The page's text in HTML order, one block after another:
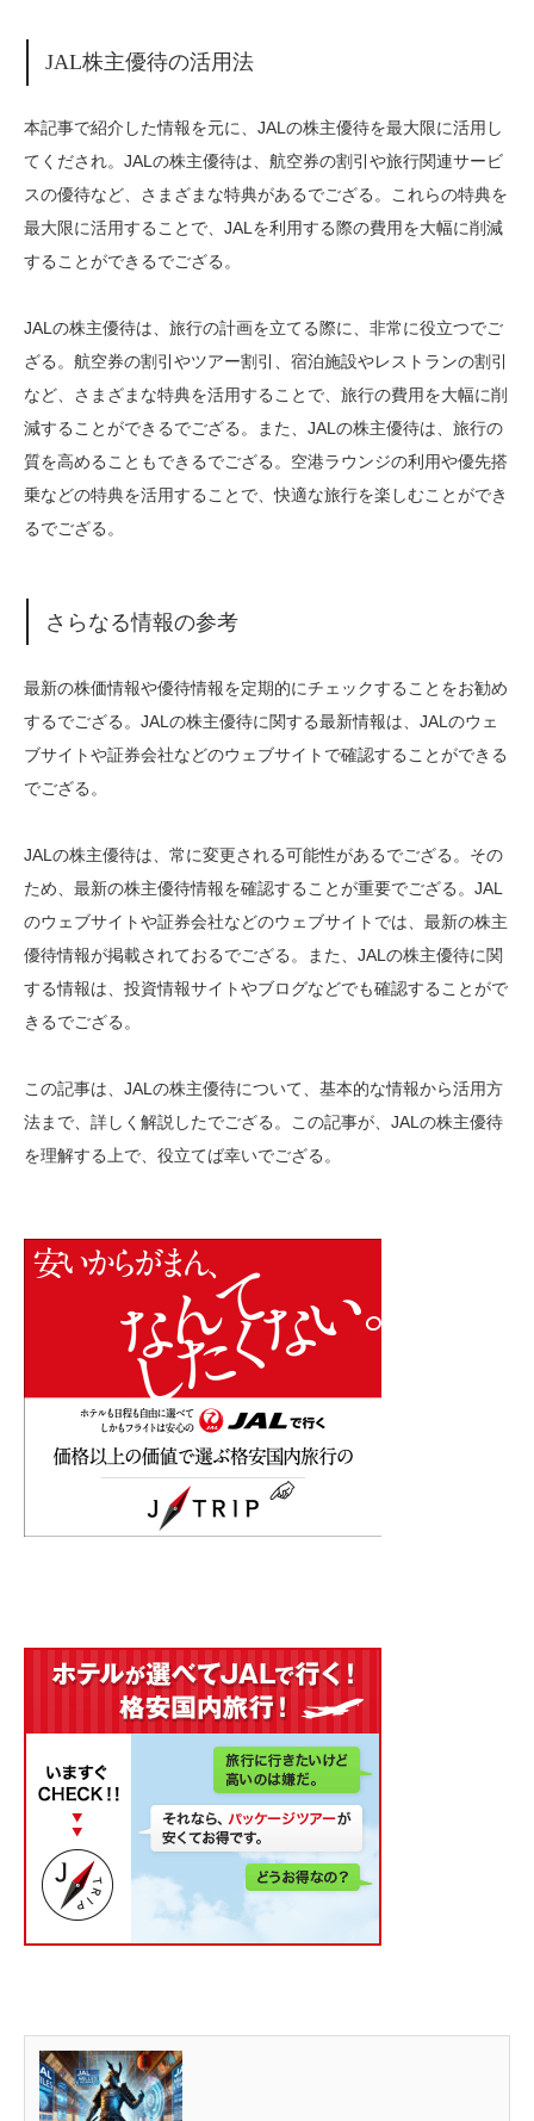
JAL株主優待の活用法
本記事で紹介した情報を元に、JALの株主優待を最大限に活用し
てくだされ。JALの株主優待は、航空券の割引や旅行関連サービ
スの優待など、さまざまな特典があるでござる。これらの特典を
最大限に活用することで、JALを利用する際の費用を大幅に削減
することができるでござる。
JALの株主優待は、旅行の計画を立てる際に、非常に役立つでご
ざる。航空券の割引やツアー割引、宿泊施設やレストランの割引
など、さまざまな特典を活用することで、旅行の費用を大幅に削
減することができるでござる。また、JALの株主優待は、旅行の
質を高めることもできるでござる。空港ラウンジの利用や優先搭
乗などの特典を活用することで、快適な旅行を楽しむことができ
るでござる。
さらなる情報の参考
最新の株価情報や優待情報を定期的にチェックすることをお勧め
するでござる。JALの株主優待に関する最新情報は、JALのウェ
ブサイトや証券会社などのウェブサイトで確認することができる
でござる。
JALの株主優待は、常に変更される可能性があるでござる。その
ため、最新の株主優待情報を確認することが重要でござる。JAL
のウェブサイトや証券会社などのウェブサイトでは、最新の株主
優待情報が掲載されておるでござる。また、JALの株主優待に関
する情報は、投資情報サイトやブログなどでも確認することがで
きるでござる。
この記事は、JALの株主優待について、基本的な情報から活用方
法まで、詳しく解説したでござる。この記事が、JALの株主優待
を理解する上で、役立てば幸いでござる。